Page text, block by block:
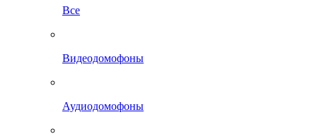
Все
Видеодомофоны
Аудиодомофоны